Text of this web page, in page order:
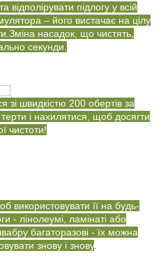
підлогу у всій
– його вистачає на цілу
насадок, що чистять,
секунди.
швидкістю 200 обертів за
і нахилятися, щоб досягти
чистоти!
використовувати її на будь-
- лінолеумі, ламінаті або
багаторазові - їх можна
знову і знову.